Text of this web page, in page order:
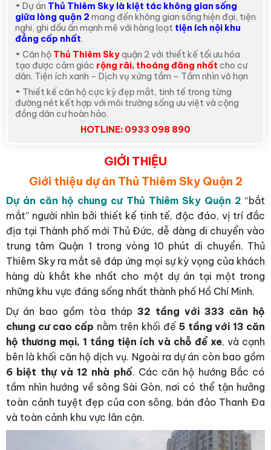
• Dự án Thủ Thiêm Sky là kiệt tác không gian sống
giữa lòng quận 2 mang đến không gian sống hiện đại, tiện
nghi, ghi dấu ấn mạnh mẽ với hàng loạt tiện ích nội khu
đẳng cấp nhất.
• Căn hộ Thủ Thiêm Skyquận 2 với thiết kế tối ưu hóa
tạo được cảm giác rộng rãi, thoáng đãng nhất cho cư
dân. Tiện ích xanh – Dịch vụ xứng tầm – Tầm nhìn vô hạn
• Thiết kế căn hộ cực kỳ đẹp mắt, tinh tế trong từng
đường nét kết hợp với môi trường sống ưu việt và cộng
đồng dân cư hoàn hảo.
HOTLINE: 0933 098 890
GIỚI THIỆU
Giới thiệu dự án Thủ Thiêm Sky Quận 2
Dự án căn hộ chung cư Thủ Thiêm Sky Quận 2 “bắt
mắt” người nhìn bởi thiết kế tinh tế, độc đáo, vị trí đắc
địa tại Thành phố mới Thủ Đức, dễ dàng di chuyển vào
trung tâm Quận 1 trong vòng 10 phút di chuyển. Thủ
Thiêm Sky ra mắt sẽ đáp ứng mọi sự kỳ vọng của khách
hàng dù khắt khe nhất cho một dự án tại một trong
những khu vực đáng sống nhất thành phố Hồ Chí Minh.
Dự án bao gồm tòa tháp 32 tầng với 333 căn hộ
chung cư cao cấp nằm trên khối đế 5 tầng với 13 căn
hộ thương mại, 1 tầng tiện ích và chỗ để xe, và cạnh
bên là khối căn hộ dịch vụ. Ngoài ra dự án còn bao gồm
6 biệt thự và 12 nhà phố. Các căn hộ hướng Bắc có
tầm nhìn hướng về sông Sài Gòn, nơi có thể tận hưởng
toàn cảnh tuyệt đẹp của con sông, bán đảo Thanh Đa
và toàn cảnh khu vực lân cận.